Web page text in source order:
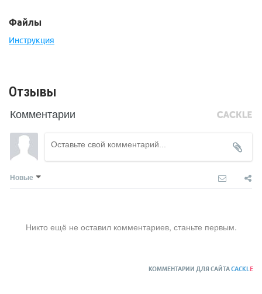
Файлы
Инструкция
Отзывы
Комментарии
Новые
Никто ещё не оставил комментариев, станьте первым.
КОММЕНТАРИИ ДЛЯ САЙТАCACKLE